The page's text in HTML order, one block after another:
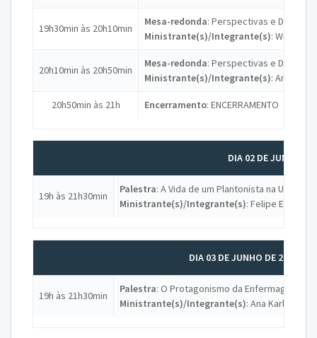
19h30min às 20h10min
Mesa-redonda: Perspectivas e
Ministrante(s)/Integrante(s): Williane
20h10min às 20h50min
Mesa-redonda: Perspectivas e
Ministrante(s)/Integrante(s): Amanda
20h50min às 21h Encerramento: ENCERRAMENTO
DIA 02 DE JUNHO
19h às 21h30min
Palestra: A Vida de um Plantonista na
Ministrante(s)/Integrante(s): Felipe
DIA 03 DE JUNHO DE 2026
19h às 21h30min
Palestra: O Protagonismo da Enfermagem
Ministrante(s)/Integrante(s): Ana Karla